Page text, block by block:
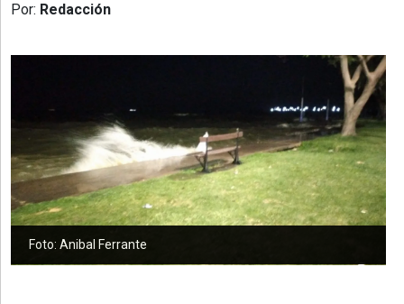
Por: Redacción
Foto: Anibal Ferrante